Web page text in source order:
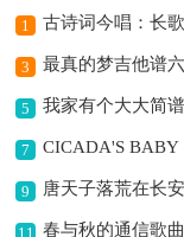
1
3
5
7
9
11